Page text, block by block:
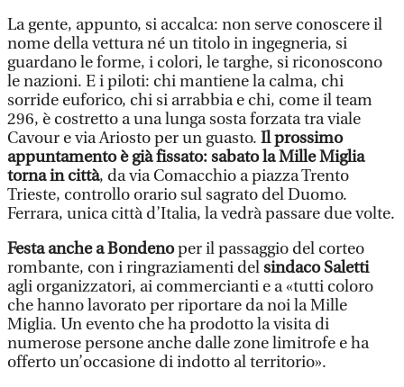
La gente, appunto, si accalca: non serve conoscere il
nome della vettura né un titolo in ingegneria, si
guardano le forme, i colori, le targhe, si riconoscono
le nazioni. E i piloti: chi mantiene la calma, chi
sorride euforico, chi si arrabbia e chi, come il team
296, è costretto a una lunga sosta forzata tra viale
Cavour e via Ariosto per un guasto. Il prossimo
appuntamento è già fissato: sabato la Mille Miglia
torna in città, da via Comacchio a piazza Trento
Trieste, controllo orario sul sagrato del Duomo.
Ferrara, unica città d’Italia, la vedrà passare due volte.
Festa anche a Bondenoper il passaggio del corteo
rombante, con i ringraziamenti delsindaco Saletti
agli organizzatori, ai commercianti e a «tutti coloro
che hanno lavorato per riportare da noi la Mille
Miglia. Un evento che ha prodotto la visita di
numerose persone anche dalle zone limitrofe e ha
offerto un’occasione di indotto al territorio».